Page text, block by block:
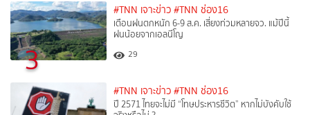
3
#TNN เจาะข่าว #TNN ช่อง16
เตือนฝนตกหนัก 6-9 ส.ค. เสี่ยงท่วมหลายจว. แม้ปีนี้
ฝนน้อยจากเอลนีโญ
29
#TNN เจาะข่าว #TNN ช่อง16
ปี 2571 ไทยจะไม่มี “โทษประหารชีวิต” หากไม่บังคับใช้